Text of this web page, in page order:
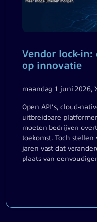
Vendor lock-in:
op innovatie
maandag 1 juni 2026,
Open API’s, cloud-
uitbreidbare
moeten bedrijven
toekomst. Toch stellen
jaren vast dat
plaats van